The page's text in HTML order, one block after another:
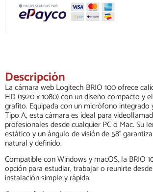
Descripción
La cámara web Logitech BRIO 100 ofrece
HD (1920 x 1080) con un diseño compacto y
grafito. Equipada con un micrófono integrado
Tipo A, esta cámara es ideal para
profesionales desde cualquier PC o Mac. Su
estático y un ángulo de visión de 58°
natural y definido.
Compatible con Windows y macOS, la BRIO
opción para estudiar, trabajar o reunirte
instalación simple y rápida.